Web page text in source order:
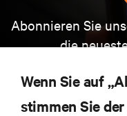
Abonnieren Sie
die
Themen der
und
Wenn Sie auf
stimmen Sie